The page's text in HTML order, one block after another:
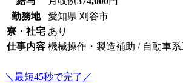
勤務地
愛知県 刈谷市
寮・社宅 あり
仕事内容 機械操作・製造補助 / 自動車系
＼最短45秒で完了／